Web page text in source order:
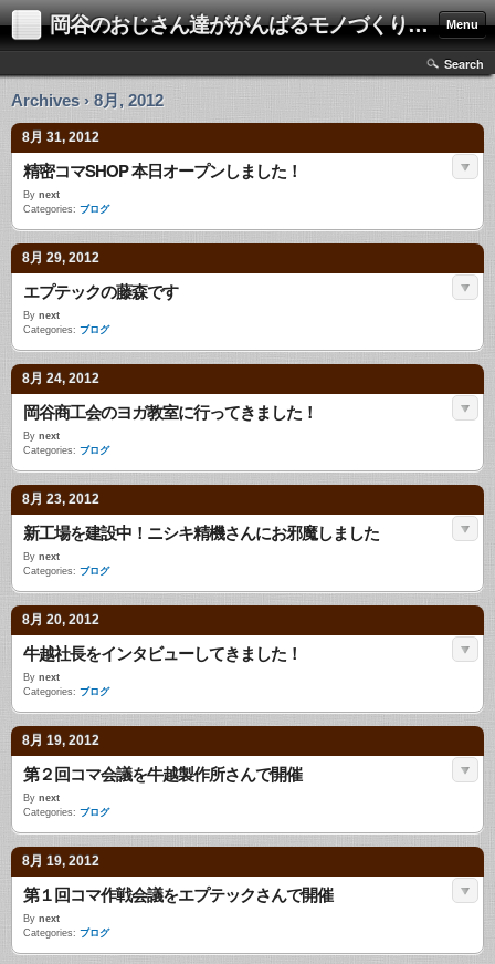
岡谷のおじさん達ががんばるモノづくり集団、ネクスト Menu
Search
Archives › 8月, 2012
8月 31, 2012
精密コマSHOP 本日オープンしました！
By next
Categories: ブログ
8月 29, 2012
エプテックの藤森です
By next
Categories: ブログ
8月 24, 2012
岡谷商工会のヨガ教室に行ってきました！
By next
Categories: ブログ
8月 23, 2012
新工場を建設中！ニシキ精機さんにお邪魔しました
By next
Categories: ブログ
8月 20, 2012
牛越社長をインタビューしてきました！
By next
Categories: ブログ
8月 19, 2012
第２回コマ会議を牛越製作所さんで開催
By next
Categories: ブログ
8月 19, 2012
第１回コマ作戦会議をエプテックさんで開催
By next
Categories: ブログ